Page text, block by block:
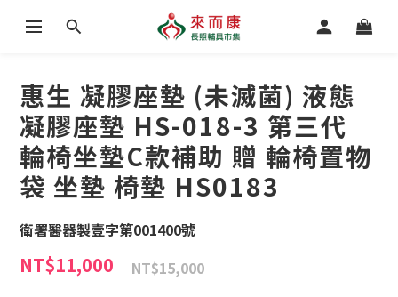
惠生 凝膠座墊 (未滅菌) 液態
凝膠座墊 HS-018-3 第三代
輪椅坐墊C款補助 贈 輪椅置物
袋 坐墊 椅墊 HS0183
衛署醫器製壹字第001400號
NT$11,000 NT$15,000